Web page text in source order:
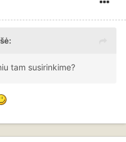
tam susirinkime?